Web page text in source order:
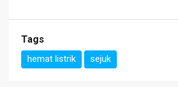
Tags
hemat listrik sejuk